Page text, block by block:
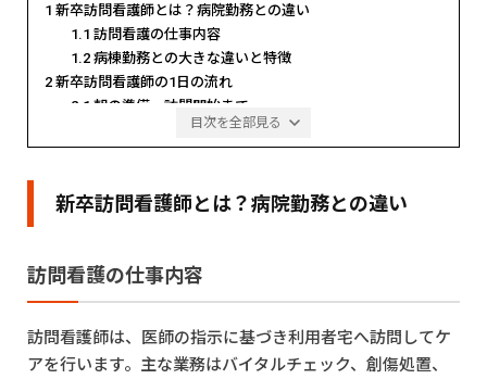
2013年 ケアプロ株式会社入社
2019年 株式会社UPDATE（旧：ヘルスケア共創パートナー株式会
社） 創業 代表取締役（現職）
2021年 GOOD AID株式会社 取締役（事業譲渡により退任）
2023年 セルフケア薬局 取締役（吸収合併により退任）
2023年 まちほけ株式会社 代表取締役（事業譲渡により退任）
■得意領域
採用戦略・体制構築
管理職の育成
■保有資格・学位
保健師
経営学修士（MBA）
目次を全部見る
1 新卒訪問看護師とは？病院勤務との違い
1.1 訪問看護の仕事内容
1.2 病棟勤務との大きな違いと特徴
2 新卒訪問看護師の1日の流れ
2.1 朝の準備〜訪問開始まで
訪問中の対応と記録業務
2.3終業後の振り返り・ミーティング
3.1基礎看護技術と応用力
4新卒から訪問看護を始めるメリットと課題
5就職先の選び方と研修制度のチェックポイント
5.1教育体制が整っているか
新卒訪問看護師とは？病院勤務との違い
訪問看護の仕事内容
訪問看護師は、医師の指示に基づき利用者宅へ訪問してケ
アを行います。主な業務はバイタルチェック、創傷処置、